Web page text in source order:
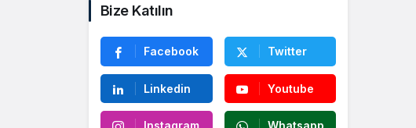
Bize Katılın
Facebook Twitter
Linkedin Youtube